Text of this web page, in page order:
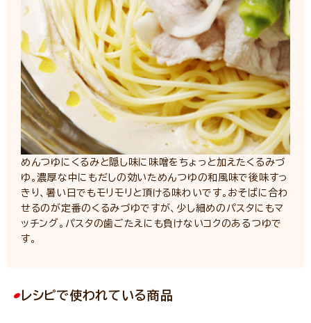
めんつゆにくるみと隠し味に味噌をちょっと加えたくるみづ
ゆ。濃厚な中にもだしの効いためんつゆの和風味で後味すっ
きり、暑い日でもモリモリと頂ける味わいです。おそばに合わ
せるのが定番のくるみづゆですが、少し細めのパスタにもマ
ッチング。パスタの歯ごたえにも負けないコクのあるつゆで
す。
レシピで使われている商品